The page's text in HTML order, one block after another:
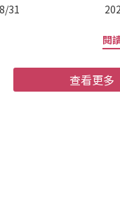
31
閱
查看更多